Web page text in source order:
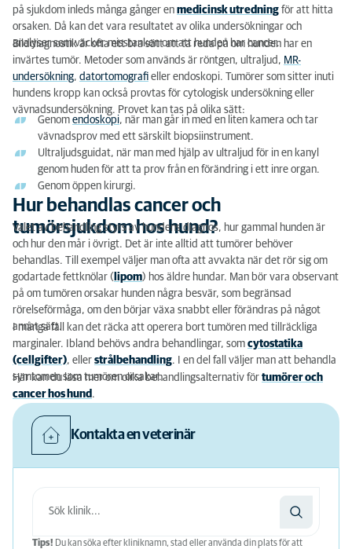
på sjukdom inleds många gånger en medicinsk utredning för att hitta
orsaken. Då kan det vara resultatet av olika undersökningar och
analyser som väcker misstanken om att hunden har cancer.
Bilddiagnostik är ofta ett bra sätt att ta reda på om hunden har en
invärtes tumör. Metoder som används är röntgen, ultraljud, MR-
undersökning, datortomografi eller endoskopi. Tumörer som sitter inuti
hundens kropp kan också provtas för cytologisk undersökning eller
vävnadsundersökning. Provet kan tas på olika sätt:
Genom endoskopi, när man går in med en liten kamera och tar
vävnadsprov med ett särskilt biopsiinstrument.
Ultraljudsguidat, när man med hjälp av ultraljud för in en kanyl
genom huden för att ta prov från en förändring i ett inre organ.
Genom öppen kirurgi.
Hur behandlas cancer och
tumörsjukdom hos hund?
Valet av behandling styrs av hundens diagnos, hur gammal hunden är
och hur den mår i övrigt. Det är inte alltid att tumörer behöver
behandlas. Till exempel väljer man ofta att avvakta när det rör sig om
godartade fettknölar ( lipom) hos äldre hundar. Man bör vara observant
på om tumören orsakar hunden några besvär, som begränsad
rörelseförmåga, om den börjar växa snabbt eller förändras på något
annat sätt.
I många fall kan det räcka att operera bort tumören med tillräckliga
marginaler. Ibland behövs andra behandlingar, som cytostatika
(cellgifter), eller strålbehandling. I en del fall väljer man att behandla
symtomen som tumören orsakar.
Här kan du läsa mer om olika behandlingsalternativ för tumörer och
cancer hos hund .
Kontakta en veterinär
Tips! Du kan söka efter kliniknamn, stad eller använda din plats för att